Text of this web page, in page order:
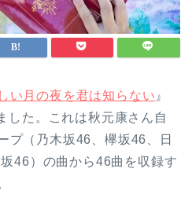
い月の夜を君は知らない 』
した。これは秋元康さん自
プ（乃木坂46、欅坂46、日
46）の曲から46曲を収録す